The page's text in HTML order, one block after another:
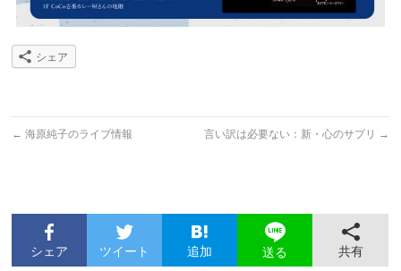
シェア
← 海原純子のライブ情報 言い訳は必要ない：新・心のサプリ →
シェア ツイート 追加 送る 共有